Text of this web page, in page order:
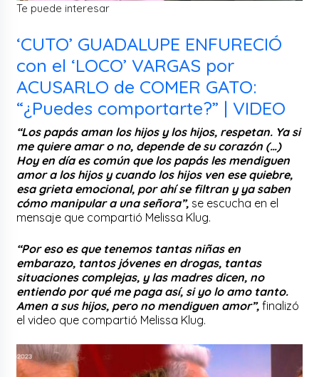
Te puede interesar
‘CUTO’ GUADALUPE ENFURECIÓ
con el ‘LOCO’ VARGAS por
ACUSARLO de COMER GATO:
“¿Puedes comportarte?” | VIDEO
“Los papás aman los hijos y los hijos, respetan. Ya si
me quiere amar o no, depende de su corazón (…)
Hoy en día es común que los papás les mendiguen
amor a los hijos y cuando los hijos ven ese quiebre,
esa grieta emocional, por ahí se filtran y ya saben
cómo manipular a una señora”, se escucha en el
mensaje que compartió Melissa Klug.
“Por eso es que tenemos tantas niñas en
embarazo, tantos jóvenes en drogas, tantas
situaciones complejas, y las madres dicen, no
entiendo por qué me paga así, si yo lo amo tanto.
Amen a sus hijos, pero no mendiguen amor”, finalizó
el video que compartió Melissa Klug.